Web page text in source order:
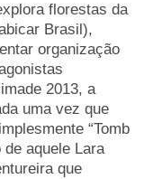
florestas da
Brasil),
organização
2013, a
uma vez que
“Tomb
de aquele Lara
que